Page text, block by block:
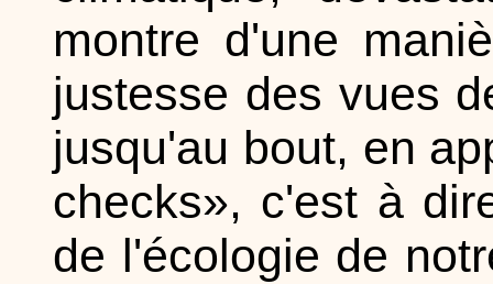
montre d'une
justesse des vues
jusqu'au bout, en
checks», c'est à
de l'écologie de